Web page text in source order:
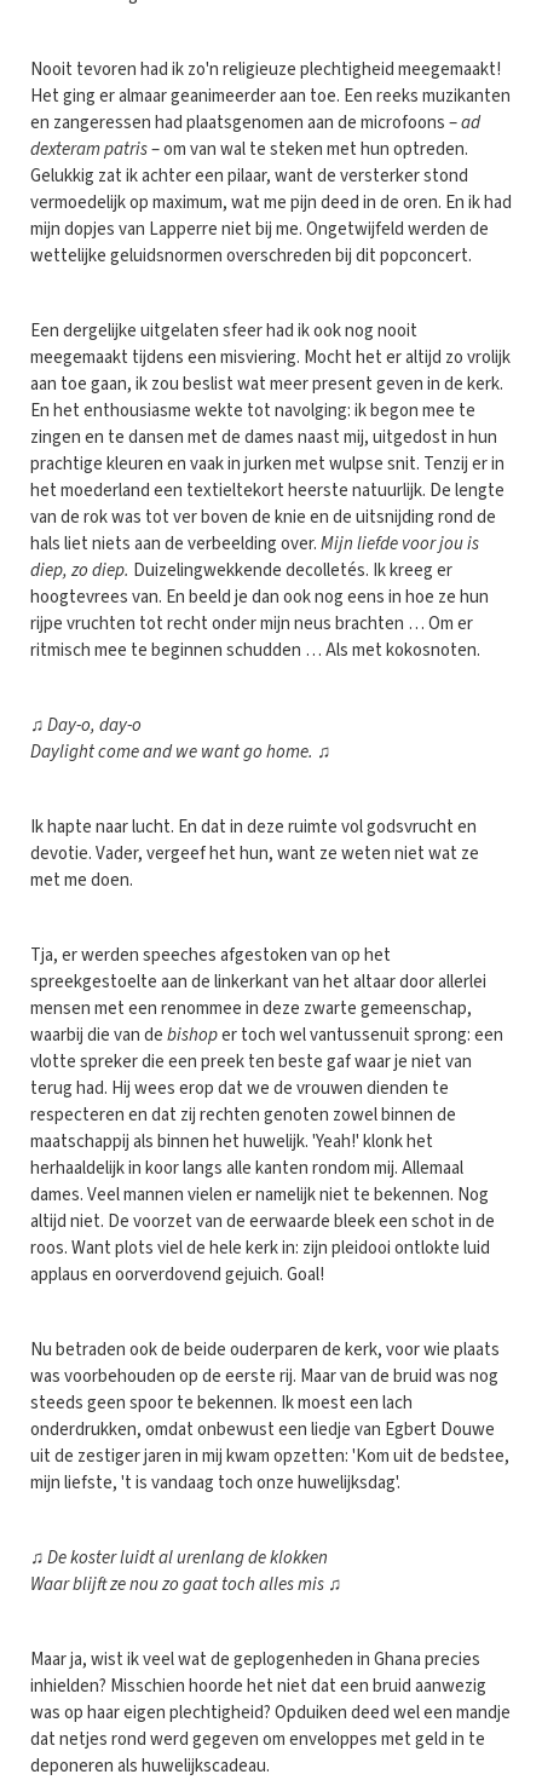
Nooit tevoren had ik zo'n religieuze plechtigheid meegemaakt!
Het ging er almaar geanimeerder aan toe. Een reeks muzikanten
en zangeressen had plaatsgenomen aan de microfoons –ad
dexteram patris– om van wal te steken met hun optreden.
Gelukkig zat ik achter een pilaar, want de versterker stond
vermoedelijk op maximum, wat me pijn deed in de oren. En ik had
mijn dopjes van Lapperre niet bij me. Ongetwijfeld werden de
wettelijke geluidsnormen overschreden bij dit popconcert.
Een dergelijke uitgelaten sfeer had ik ook nog nooit
meegemaakt tijdens een misviering. Mocht het er altijd zo vrolijk
aan toe gaan, ik zou beslist wat meer present geven in de kerk.
En het enthousiasme wekte tot navolging: ik begon mee te
zingen en te dansen met de dames naast mij, uitgedost in hun
prachtige kleuren en vaak in jurken met wulpse snit. Tenzij er in
het moederland een textieltekort heerste natuurlijk. De lengte
van de rok was tot ver boven de knie en de uitsnijding rond de
hals liet niets aan de verbeelding over.Mijn liefde voor jou is
diep, zo diep. Duizelingwekkende decolletés. Ik kreeg er
hoogtevrees van. En beeld je dan ook nog eens in hoe ze hun
rijpe vruchten tot recht onder mijn neus brachten … Om er
ritmisch mee te beginnen schudden … Als met kokosnoten.
♫Day-o, day-o
Daylight come and we want go home. ♫
Ik hapte naar lucht. En dat in deze ruimte vol godsvrucht en
devotie. Vader, vergeef het hun, want ze weten niet wat ze
met me doen.
Tja, er werden speeches afgestoken van op het
spreekgestoelte aan de linkerkant van het altaar door allerlei
mensen met een renommee in deze zwarte gemeenschap,
waarbij die van debishoper toch wel vantussenuit sprong: een
vlotte spreker die een preek ten beste gaf waar je niet van
terug had. Hij wees erop dat we de vrouwen dienden te
respecteren en dat zij rechten genoten zowel binnen de
maatschappij als binnen het huwelijk. 'Yeah!' klonk het
herhaaldelijk in koor langs alle kanten rondom mij. Allemaal
dames. Veel mannen vielen er namelijk niet te bekennen. Nog
altijd niet. De voorzet van de eerwaarde bleek een schot in de
roos. Want plots viel de hele kerk in: zijn pleidooi ontlokte luid
applaus en oorverdovend gejuich. Goal!
Nu betraden ook de beide ouderparen de kerk, voor wie plaats
was voorbehouden op de eerste rij. Maar van de bruid was nog
steeds geen spoor te bekennen. Ik moest een lach
onderdrukken, omdat onbewust een liedje van Egbert Douwe
uit de zestiger jaren in mij kwam opzetten: 'Kom uit de bedstee,
mijn liefste, 't is vandaag toch onze huwelijksdag'.
♫De koster luidt al urenlang de klokken
Waar blijft ze nou zo gaat toch alles mis ♫
Maar ja, wist ik veel wat de geplogenheden in Ghana precies
inhielden? Misschien hoorde het niet dat een bruid aanwezig
was op haar eigen plechtigheid? Opduiken deed wel een mandje
dat netjes rond werd gegeven om enveloppes met geld in te
deponeren als huwelijkscadeau.